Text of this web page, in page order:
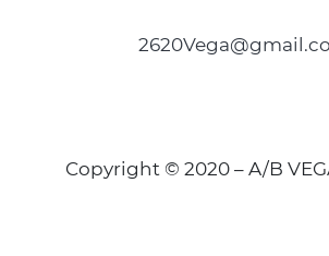
Copyright © 2020 – A/B